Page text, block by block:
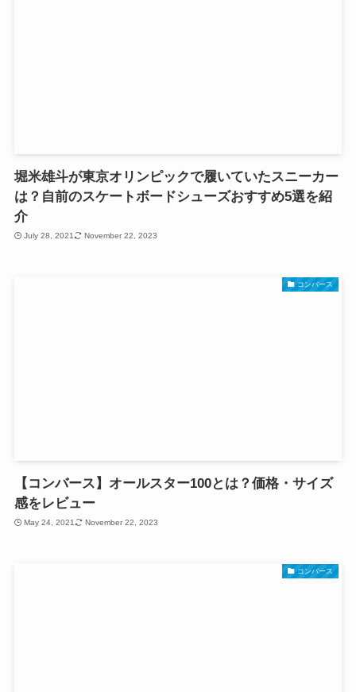
堀米雄斗が東京オリンピックで履いていたスニーカー
は？自前のスケートボードシューズおすすめ5選を紹
介
July 28, 2021 November 22, 2023
コンバース
【コンバース】オールスター100とは？価格・サイズ
感をレビュー
May 24, 2021 November 22, 2023
コンバース